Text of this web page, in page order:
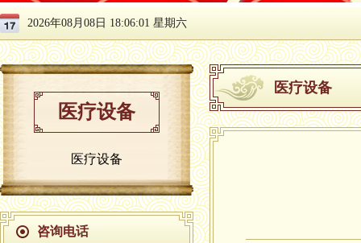
2026年08月08日 18:06:02 星期六
医疗设备
医疗设备
咨询电话
医疗设备